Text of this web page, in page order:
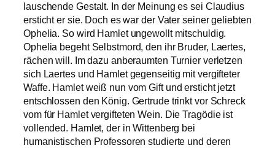
lauschende Gestalt. In der Meinung es sei Claudius
ersticht er sie. Doch es war der Vater seiner geliebten
Ophelia. So wird Hamlet ungewollt mitschuldig.
Ophelia begeht Selbstmord, den ihr Bruder, Laertes,
rächen will. Im dazu anberaumten Turnier verletzen
sich Laertes und Hamlet gegenseitig mit vergifteter
Waffe. Hamlet weiß nun vom Gift und ersticht jetzt
entschlossen den König. Gertrude trinkt vor Schreck
vom für Hamlet vergifteten Wein. Die Tragödie ist
vollended. Hamlet, der in Wittenberg bei
humanistischen Professoren studierte und deren